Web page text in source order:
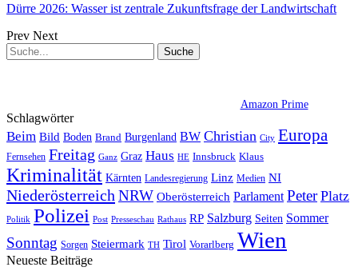
Dürre 2026: Wasser ist zentrale Zukunftsfrage der Landwirtschaft
Prev Next
Amazon Prime
Schlagwörter
Beim Bild Boden Brand Burgenland BW Christian City Europa
Fernsehen Freitag Ganz Graz Haus HE Innsbruck Klaus
Kriminalität Kärnten Landesregierung Linz Medien NI
Niederösterreich NRW Oberösterreich Parlament Peter Platz
Politik Polizei Post Presseschau Rathaus RP Salzburg Seiten Sommer
Sonntag Sorgen Steiermark TH Tirol Vorarlberg Wien
Neueste Beiträge